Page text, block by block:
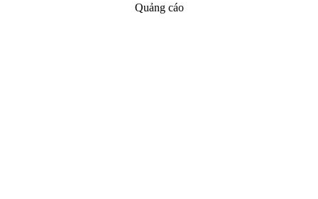
Quảng cáo